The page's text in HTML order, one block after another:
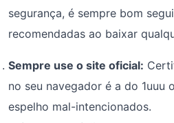
segurança, é sempre bom
recomendadas ao baixar
Sempre use o site oficial:
no seu navegador é a do 1uuu
espelho mal-intencionados.